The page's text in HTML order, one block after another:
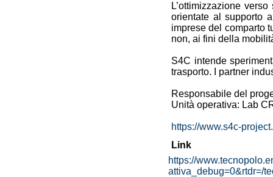
L’ottimizzazione
orientate al supporto
imprese del comparto
non, ai fini della
S4C intende
trasporto. I partner
Responsabile del
Unità operativa: Lab
https://www.s4c-
Link
https://
attiva_debug=0&rtdr=/